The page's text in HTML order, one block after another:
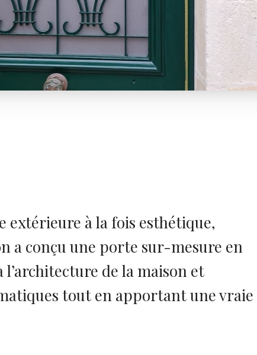
extérieure à la fois esthétique,
a conçu une porte sur-mesure en
de la maison et
tout en apportant une vraie